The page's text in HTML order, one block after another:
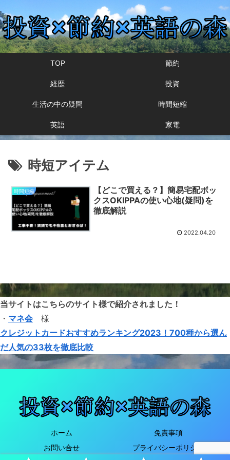
TOP 節約
経歴 投資
生活の中の疑問 時間短縮
英語 家電
時短アイテム
時間短縮
【どこで買える？】簡易宅配ボッ
クスOKIPPAの使い心地(疑問)を
徹底解説
2022.04.20
当サイトはこちらのサイト様で紹介されました！
・ マネ会様
クレジットカードおすすめランキング2023！700種から選ん
だ人気の33枚を徹底比較
ホーム
免責事項
お問い合せ
プライバシーポリシー